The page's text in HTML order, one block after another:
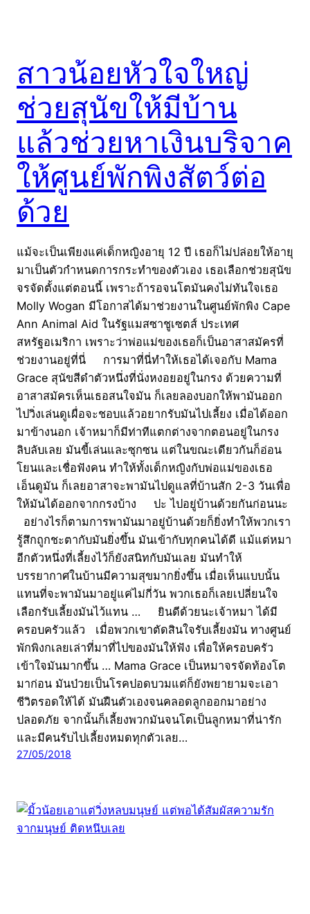
สาวน้อยหัวใจใหญ่
ช่วยสุนัขให้มีบ้าน
แล้วช่วยหาเงินบริจาค
ให้ศูนย์พักพิงสัตว์ต่อ
ด้วย
แม้จะเป็นเพียงแค่เด็กหญิงอายุ 12 ปี เธอก็ไม่ปล่อยให้อายุ
มาเป็นตัวกำหนดการกระทำของตัวเอง เธอเลือกช่วยสุนัข
จรจัดตั้งแต่ตอนนี้ เพราะถ้ารอจนโตมันคงไม่ทันใจเธอ
Molly Wogan มีโอกาสได้มาช่วยงานในศูนย์พักพิง Cape
Ann Animal Aid ในรัฐแมสซาชูเซตส์ ประเทศ
สหรัฐอเมริกา เพราะว่าพ่อแม่ของเธอก็เป็นอาสาสมัครที่
ช่วยงานอยู่ที่นี่ การมาที่นี่ทำให้เธอได้เจอกับ Mama
Grace สุนัขสีดำตัวหนึ่งที่นั่งหงอยอยู่ในกรง ด้วยความที่
อาสาสมัครเห็นเธอสนใจมัน ก็เลยลองบอกให้พามันออก
ไปวิ่งเล่นดูเผื่อจะชอบแล้วอยากรับมันไปเลี้ยง เมื่อได้ออก
มาข้างนอก เจ้าหมาก็มีท่าทีแตกต่างจากตอนอยู่ในกรง
ลิบลับเลย มันขี้เล่นและซุกซน แต่ในขณะเดียวกันก็อ่อน
โยนและเชื่อฟังคน ทำให้ทั้งเด็กหญิงกับพ่อแม่ของเธอ
เอ็นดูมัน ก็เลยอาสาจะพามันไปดูแลที่บ้านสัก 2-3 วันเพื่อ
ให้มันได้ออกจากกรงบ้าง ปะ ไปอยู่บ้านด้วยกันก่อนนะ
อย่างไรก็ตามการพามันมาอยู่บ้านด้วยก็ยิ่งทำให้พวกเรา
รู้สึกถูกชะตากับมันยิ่งขึ้น มันเข้ากับทุกคนได้ดี แม้แต่หมา
อีกตัวหนึ่งที่เลี้ยงไว้ก็ยังสนิทกับมันเลย มันทำให้
บรรยากาศในบ้านมีความสุขมากยิ่งขึ้น เมื่อเห็นแบบนั้น
แทนที่จะพามันมาอยู่แค่ไม่กี่วัน พวกเธอก็เลยเปลี่ยนใจ
เลือกรับเลี้ยงมันไว้แทน … ยินดีด้วยนะเจ้าหมา ได้มี
ครอบครัวแล้ว เมื่อพวกเขาตัดสินใจรับเลี้ยงมัน ทางศูนย์
พักพิงกเลยเล่าที่มาที่ไปของมันให้ฟัง เพื่อให้ครอบครัว
เข้าใจมันมากขึ้น … Mama Grace เป็นหมาจรจัดท้องโต
มาก่อน มันป่วยเป็นโรคปอดบวมแต่ก็ยังพยายามจะเอา
ชีวิตรอดให้ได้ มันฝืนตัวเองจนคลอดลูกออกมาอย่าง
ปลอดภัย จากนั้นก็เลี้ยงพวกมันจนโตเป็นลูกหมาที่น่ารัก
และมีคนรับไปเลี้ยงหมดทุกตัวเลย…
27/05/2018